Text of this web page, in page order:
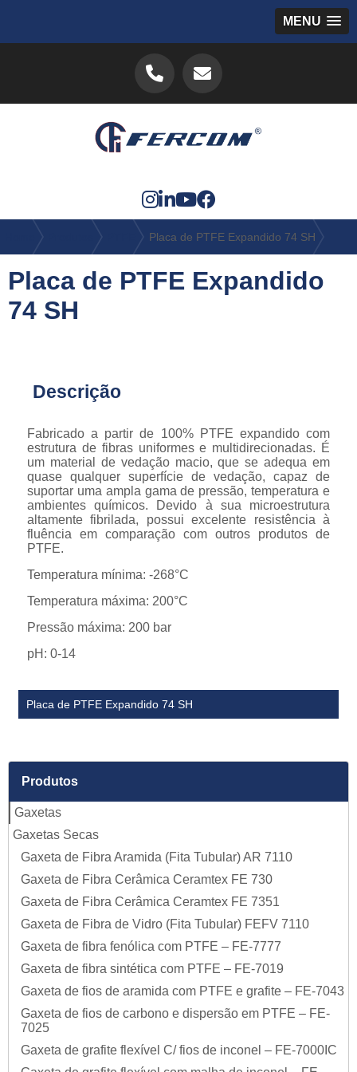
MENU
Placa de PTFE Expandido 74 SH
Placa de PTFE Expandido
74 SH
Descrição
Fabricado a partir de 100% PTFE expandido com
estrutura de fibras uniformes e multidirecionadas. É
um material de vedação macio, que se adequa em
quase qualquer superfície de vedação, capaz de
suportar uma ampla gama de pressão, temperatura e
ambientes químicos. Devido à sua microestrutura
altamente fibrilada, possui excelente resistência à
fluência em comparação com outros produtos de
PTFE.
Temperatura mínima: -268°C
Temperatura máxima: 200°C
Pressão máxima: 200 bar
pH: 0-14
Placa de PTFE Expandido 74 SH
Produtos
Gaxetas
Gaxetas Secas
Gaxeta de Fibra Aramida (Fita Tubular) AR 7110
Gaxeta de Fibra Cerâmica Ceramtex FE 730
Gaxeta de Fibra Cerâmica Ceramtex FE 7351
Gaxeta de Fibra de Vidro (Fita Tubular) FEFV 7110
Gaxeta de fibra fenólica com PTFE – FE-7777
Gaxeta de fibra sintética com PTFE – FE-7019
Gaxeta de fios de aramida com PTFE e grafite – FE-7043
Gaxeta de fios de carbono e dispersão em PTFE – FE-
7025
Gaxeta de grafite flexível C/ fios de inconel – FE-7000IC